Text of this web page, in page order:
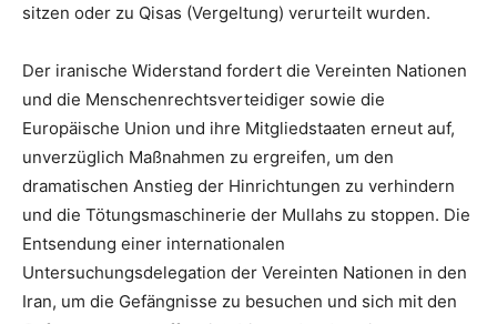
sitzen oder zu Qisas (Vergeltung) verurteilt wurden.
Der iranische Widerstand fordert die Vereinten Nationen
und die Menschenrechtsverteidiger sowie die
Europäische Union und ihre Mitgliedstaaten erneut auf,
unverzüglich Maßnahmen zu ergreifen, um den
dramatischen Anstieg der Hinrichtungen zu verhindern
und die Tötungsmaschinerie der Mullahs zu stoppen. Die
Entsendung einer internationalen
Untersuchungsdelegation der Vereinten Nationen in den
Iran, um die Gefängnisse zu besuchen und sich mit den